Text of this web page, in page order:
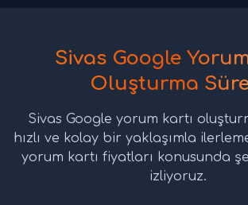
Sivas Google
Oluşturma
Sivas Google yorum kartı
hızlı ve kolay bir yaklaşımla
yorum kartı fiyatları konusunda
izliyoruz.